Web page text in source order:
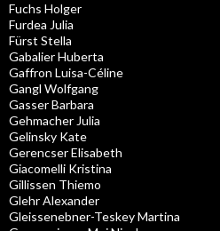
Fuchs Holger
Furdea Julia
Fürst Stella
Gabalier Huberta
Gaffron Luisa-Céline
Gangl Wolfgang
Gasser Barbara
Gehmacher Julia
Gelinsky Kate
Gerencser Elisabeth
Giacomelli Kristina
Gillissen Thiemo
Glehr Alexander
Gleissenebner-Teskey Martina